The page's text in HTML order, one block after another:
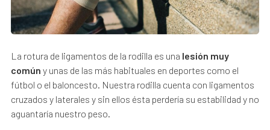
La rotura de ligamentos de la rodilla es una lesión muy
común y unas de las más habituales en deportes como el
fútbol o el baloncesto. Nuestra rodilla cuenta con ligamentos
cruzados y laterales y sin ellos ésta perdería su estabilidad y no
aguantaría nuestro peso.